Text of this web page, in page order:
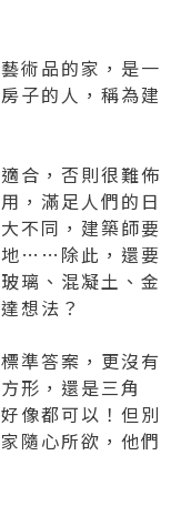
術品的家，是一
子的人，稱為建
合，否則很難佈
，滿足人們的日
不同，建築師要
地……除此，還要
璃、混凝土、金
想法？
準答案，更沒有
形，還是三角
像都可以！但別
隨心所欲，他們